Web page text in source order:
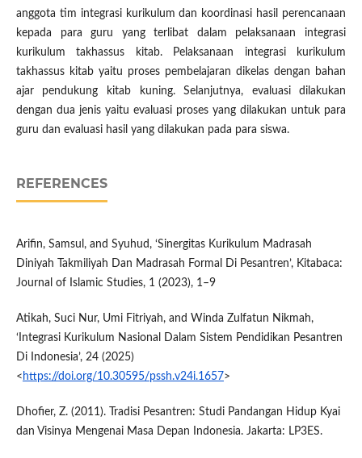
anggota tim integrasi kurikulum dan koordinasi hasil perencanaan
kepada para guru yang terlibat dalam pelaksanaan integrasi
kurikulum takhassus kitab. Pelaksanaan integrasi kurikulum
takhassus kitab yaitu proses pembelajaran dikelas dengan bahan
ajar pendukung kitab kuning. Selanjutnya, evaluasi dilakukan
dengan dua jenis yaitu evaluasi proses yang dilakukan untuk para
guru dan evaluasi hasil yang dilakukan pada para siswa.
REFERENCES
Arifin, Samsul, and Syuhud, ‘Sinergitas Kurikulum Madrasah
Diniyah Takmiliyah Dan Madrasah Formal Di Pesantren’, Kitabaca:
Journal of Islamic Studies, 1 (2023), 1–9
Atikah, Suci Nur, Umi Fitriyah, and Winda Zulfatun Nikmah,
‘Integrasi Kurikulum Nasional Dalam Sistem Pendidikan Pesantren
Di Indonesia’, 24 (2025)
< https://doi.org/10.30595/pssh.v24i.1657>
Dhofier, Z. (2011). Tradisi Pesantren: Studi Pandangan Hidup Kyai
dan Visinya Mengenai Masa Depan Indonesia. Jakarta: LP3ES.